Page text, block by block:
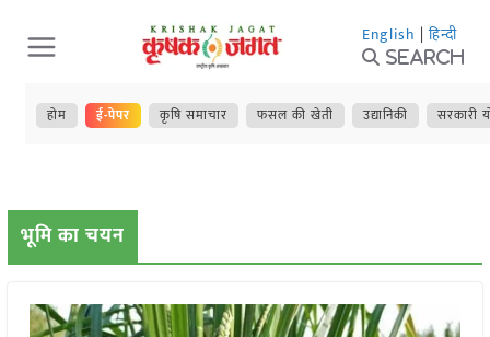
Skip
to
content
English | हिन्दी
Search
होम ई-पेपर कृषि समाचार फसल की खेती उद्यानिकी सरकारी
भूमि का चयन